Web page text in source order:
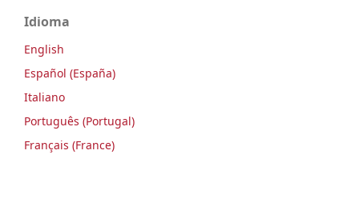
Idioma
English
Español (España)
Italiano
Português (Portugal)
Français (France)